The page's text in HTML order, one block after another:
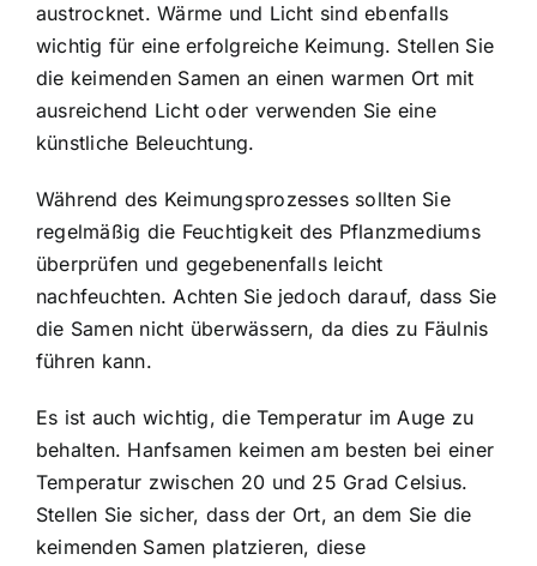
austrocknet. Wärme und Licht sind ebenfalls
wichtig für eine erfolgreiche Keimung. Stellen Sie
die keimenden Samen an einen warmen Ort mit
ausreichend Licht oder verwenden Sie eine
künstliche Beleuchtung.
Während des Keimungsprozesses sollten Sie
regelmäßig die Feuchtigkeit des Pflanzmediums
überprüfen und gegebenenfalls leicht
nachfeuchten. Achten Sie jedoch darauf, dass Sie
die Samen nicht überwässern, da dies zu Fäulnis
führen kann.
Es ist auch wichtig, die Temperatur im Auge zu
behalten. Hanfsamen keimen am besten bei einer
Temperatur zwischen 20 und 25 Grad Celsius.
Stellen Sie sicher, dass der Ort, an dem Sie die
keimenden Samen platzieren, diese